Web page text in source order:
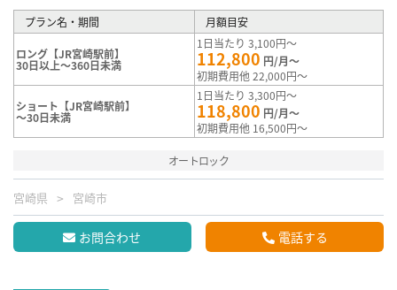
プラン名・期間 月額目安
ロング【JR宮崎駅前】
30日以上～360日未満
1日当たり 3,100円～
112,800 円/月～
初期費用他 22,000円～
ショート【JR宮崎駅前】
～30日未満
1日当たり 3,300円～
118,800 円/月～
初期費用他 16,500円～
オートロック
宮崎県 宮崎市
お問合わせ 電話する